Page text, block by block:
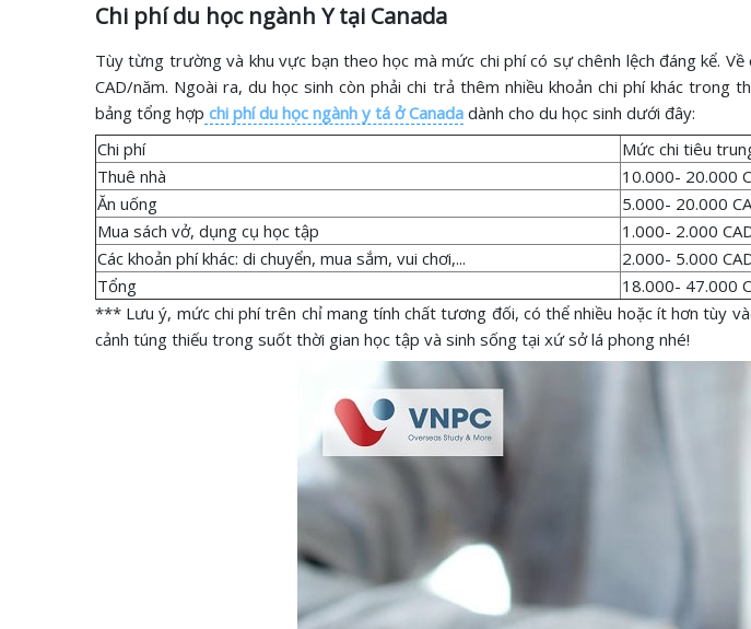
Chi phí du học ngành Y tại Canada
Tùy từng trường và khu vực bạn theo học mà mức chi phí có sự chênh lệch đáng kể.
CAD/năm. Ngoài ra, du học sinh còn phải chi trả thêm nhiều khoản chi phí khác
bảng tổng hợp chi phí du học ngành y tá ở Canada dành cho du học sinh dưới đây:
Chi phí
Mức chi tiêu
Thuê nhà
10.000- 20.000
Ăn uống
5.000- 20.000
Mua sách vở, dụng cụ học tập
1.000- 2.000
Các khoản phí khác: di chuyển, mua sắm, vui chơi,...
2.000- 5.000
Tổng
18.000- 47.000
*** Lưu ý, mức chi phí trên chỉ mang tính chất tương đối, có thể nhiều hoặc ít hơn tùy
cảnh túng thiếu trong suốt thời gian học tập và sinh sống tại xứ sở lá phong nhé!